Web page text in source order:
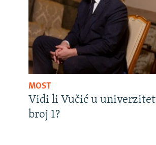
MOST
Vidi li Vučić u
broj 1?